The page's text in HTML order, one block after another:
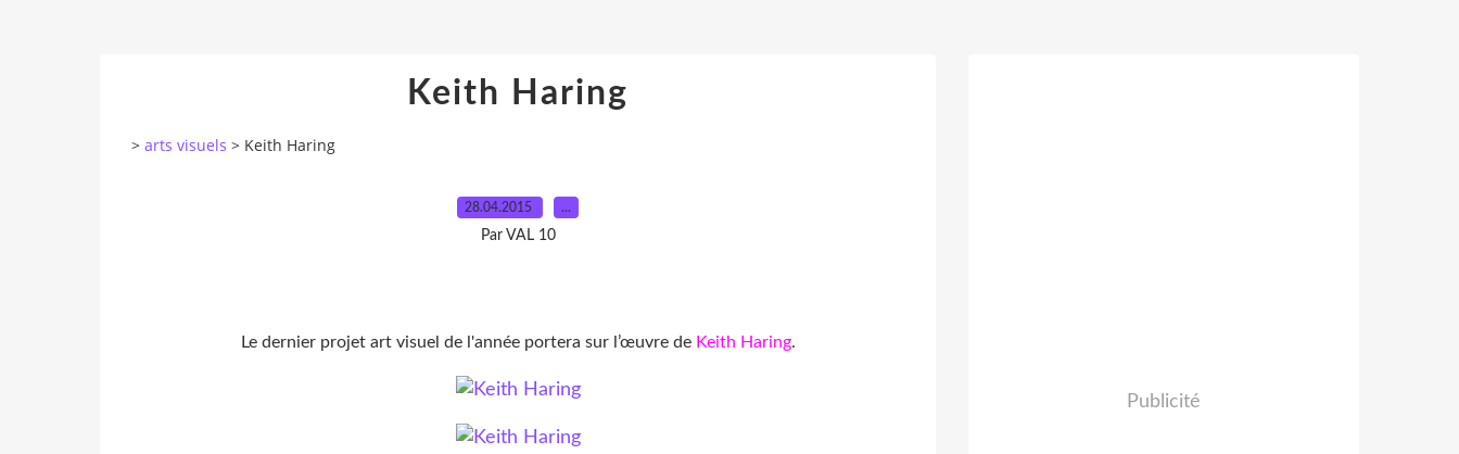
Keith Haring
> arts visuels > Keith Haring
28.04.2015 …
Par VAL 10
Le dernier projet art visuel de l'année portera sur l’œuvre de Keith Haring.
Publicité